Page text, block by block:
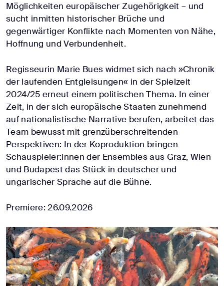
Möglichkeiten europäischer Zugehörigkeit – und
sucht inmitten historischer Brüche und
gegenwärtiger Konflikte nach Momenten von Nähe,
Hoffnung und Verbundenheit.
Regisseurin Marie Bues widmet sich nach »Chronik
der laufenden Entgleisungen« in der Spielzeit
2024/25 erneut einem politischen Thema. In einer
Zeit, in der sich europäische Staaten zunehmend
auf nationalistische Narrative berufen, arbeitet das
Team bewusst mit grenzüberschreitenden
Perspektiven: In der Koproduktion bringen
Schauspieler:innen der Ensembles aus Graz, Wien
und Budapest das Stück in deutscher und
ungarischer Sprache auf die Bühne.
Premiere: 26.09.2026